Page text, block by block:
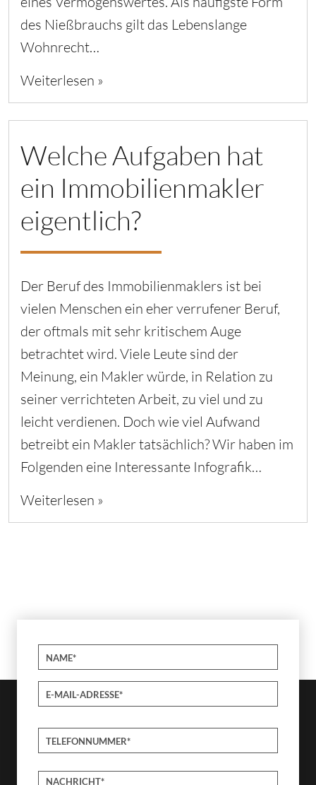
des Nießbrauchs gilt das Lebenslange
Wohnrecht…
Weiterlesen »
Welche Aufgaben hat
ein Immobilienmakler
eigentlich?
Der Beruf des Immobilienmaklers ist bei
vielen Menschen ein eher verrufener Beruf,
der oftmals mit sehr kritischem Auge
betrachtet wird. Viele Leute sind der
Meinung, ein Makler würde, in Relation zu
seiner verrichteten Arbeit, zu viel und zu
leicht verdienen. Doch wie viel Aufwand
betreibt ein Makler tatsächlich? Wir haben im
Folgenden eine Interessante Infografik…
Weiterlesen »